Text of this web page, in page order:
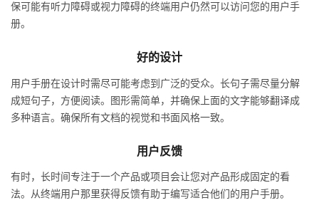
保可能有听力障碍或视力障碍的终端用户仍然可以访问您的用户手
册。
好的设计
用户手册在设计时需尽可能考虑到广泛的受众。长句子需尽量分解
成短句子，方便阅读。图形需简单，并确保上面的文字能够翻译成
多种语言。确保所有文档的视觉和书面风格一致。
用户反馈
有时，长时间专注于一个产品或项目会让您对产品形成固定的看
法。从终端用户那里获得反馈有助于编写适合他们的用户手册。